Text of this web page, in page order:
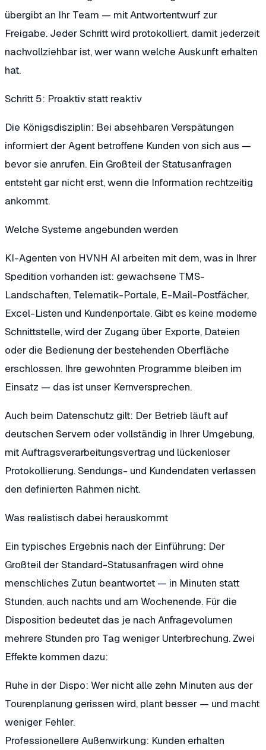
übergibt an Ihr Team — mit Antwortentwurf zur
Freigabe. Jeder Schritt wird protokolliert, damit jederzeit
nachvollziehbar ist, wer wann welche Auskunft erhalten
hat.
Schritt 5: Proaktiv statt reaktiv
Die Königsdisziplin: Bei absehbaren Verspätungen
informiert der Agent betroffene Kunden von sich aus —
bevor sie anrufen. Ein Großteil der Statusanfragen
entsteht gar nicht erst, wenn die Information rechtzeitig
ankommt.
Welche Systeme angebunden werden
KI-Agenten von HVNH AI arbeiten mit dem, was in Ihrer
Spedition vorhanden ist: gewachsene TMS-
Landschaften, Telematik-Portale, E-Mail-Postfächer,
Excel-Listen und Kundenportale. Gibt es keine moderne
Schnittstelle, wird der Zugang über Exporte, Dateien
oder die Bedienung der bestehenden Oberfläche
erschlossen. Ihre gewohnten Programme bleiben im
Einsatz — das ist unser Kernversprechen.
Auch beim Datenschutz gilt: Der Betrieb läuft auf
deutschen Servern oder vollständig in Ihrer Umgebung,
mit Auftragsverarbeitungsvertrag und lückenloser
Protokollierung. Sendungs- und Kundendaten verlassen
den definierten Rahmen nicht.
Was realistisch dabei herauskommt
Ein typisches Ergebnis nach der Einführung: Der
Großteil der Standard-Statusanfragen wird ohne
menschliches Zutun beantwortet — in Minuten statt
Stunden, auch nachts und am Wochenende. Für die
Disposition bedeutet das je nach Anfragevolumen
mehrere Stunden pro Tag weniger Unterbrechung. Zwei
Effekte kommen dazu:
Ruhe in der Dispo: Wer nicht alle zehn Minuten aus der
Tourenplanung gerissen wird, plant besser — und macht
weniger Fehler.
Professionellere Außenwirkung: Kunden erhalten